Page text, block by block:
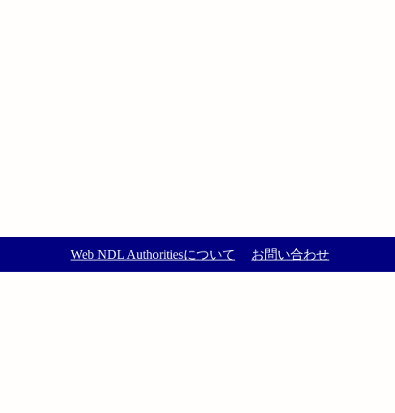
Web NDL Authoritiesについて お問い合わせ